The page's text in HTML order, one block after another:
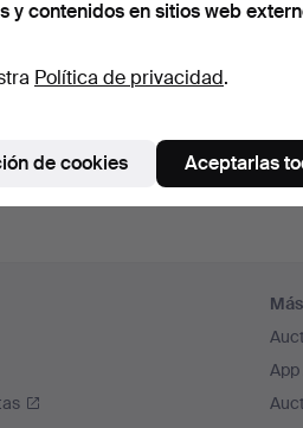
y contenidos en sitios web
Política de privacidad.
de cookies Aceptarlas